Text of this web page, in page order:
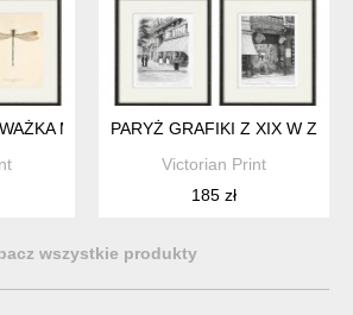
MOTYL PREZENT
PARYŻ GRAFIKI Z XIX W
Victorian Print
185 zł
wszystkie produkty